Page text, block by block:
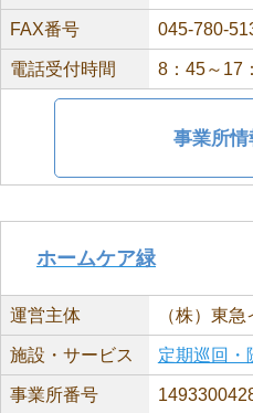
FAX番号 045-780-
電話受付時間 8：45～17
事業所情
ホームケア緑
運営主体 （株）東
施設・サービス 定期巡回・
事業所番号